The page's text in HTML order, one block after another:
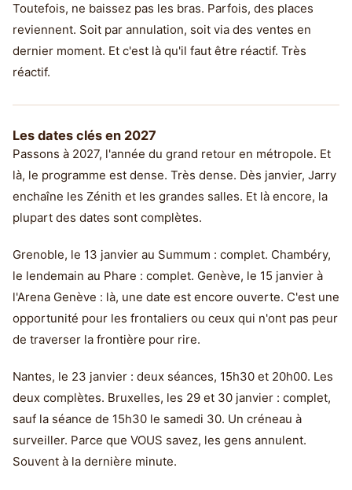
Toutefois, ne baissez pas les bras. Parfois, des places
reviennent. Soit par annulation, soit via des ventes en
dernier moment. Et c'est là qu'il faut être réactif. Très
réactif.
Les dates clés en 2027
Passons à 2027, l'année du grand retour en métropole. Et
là, le programme est dense. Très dense. Dès janvier, Jarry
enchaîne les Zénith et les grandes salles. Et là encore, la
plupart des dates sont complètes.
Grenoble, le 13 janvier au Summum : complet. Chambéry,
le lendemain au Phare : complet. Genève, le 15 janvier à
l'Arena Genève : là, une date est encore ouverte. C'est une
opportunité pour les frontaliers ou ceux qui n'ont pas peur
de traverser la frontière pour rire.
Nantes, le 23 janvier : deux séances, 15h30 et 20h00. Les
deux complètes. Bruxelles, les 29 et 30 janvier : complet,
sauf la séance de 15h30 le samedi 30. Un créneau à
surveiller. Parce que VOUS savez, les gens annulent.
Souvent à la dernière minute.